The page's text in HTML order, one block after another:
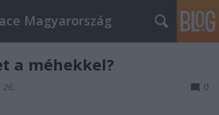
Magyarország
a méhekkel?
0